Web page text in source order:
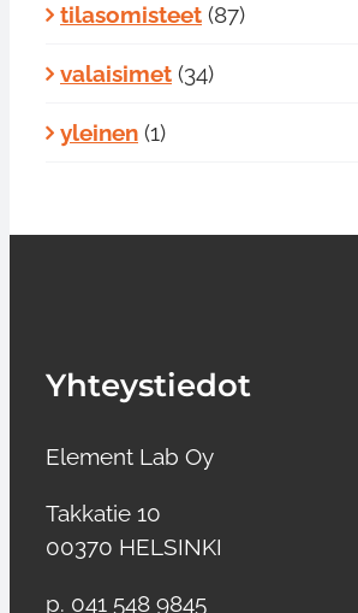
tilasomisteet (87)
valaisimet (34)
yleinen (1)
Yhteystiedot
Element Lab Oy
Takkatie 10
00370 HELSINKI
p. 041 548 9845